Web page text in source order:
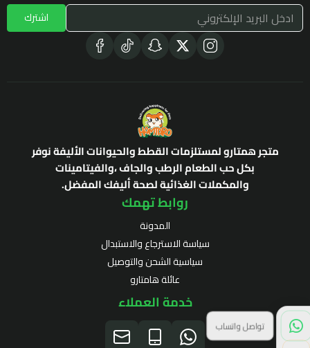
اشترك
متجر همتارو لمستلزمات القطط والحيوانات الأليفة نوفر
بكل حب الطعام الرطب والجاف ،والفيتامينات
والمكملات الغذائية لصحة أليفك المفضل.
روابط تهمك
المدونة
سياسة الاسترجاع والاستبدال
سياسية الشحن والتوصيل
عائلة هامتارو
خدمة العملاء